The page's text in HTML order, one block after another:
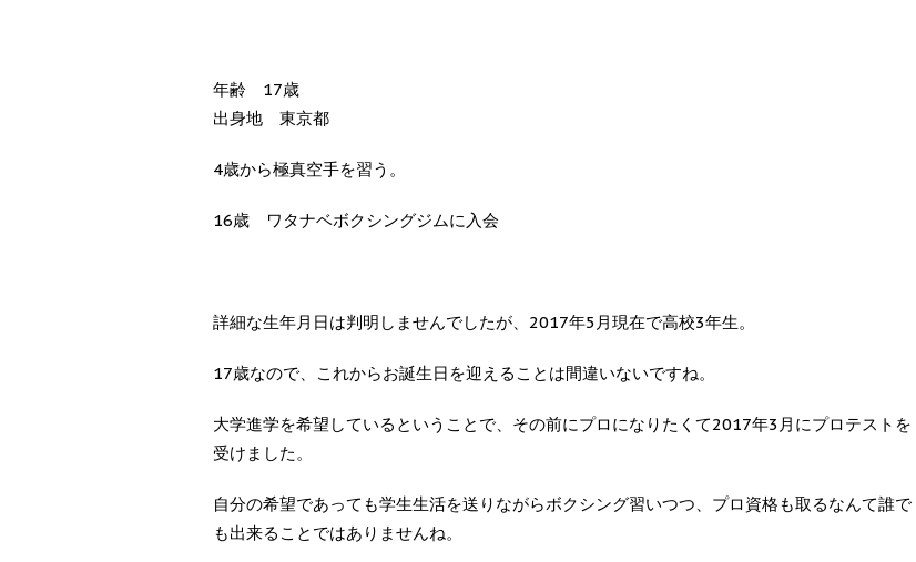
年齢 17歳
出身地 東京都
4歳から極真空手を習う。
16歳 ワタナベボクシングジムに入会
詳細な生年月日は判明しませんでしたが、2017年5月現在で高校3年生。
17歳なので、これからお誕生日を迎えることは間違いないですね。
大学進学を希望しているということで、その前にプロになりたくて2017年3月にプロテストを
受けました。
自分の希望であっても学生生活を送りながらボクシング習いつつ、プロ資格も取るなんて誰で
も出来ることではありませんね。